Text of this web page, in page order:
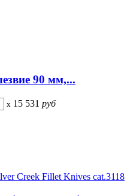
90 мм,...
x 15 531 руб